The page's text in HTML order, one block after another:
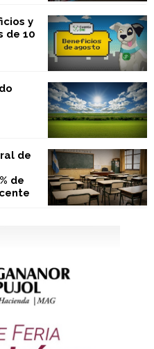
y
de 10
de
de